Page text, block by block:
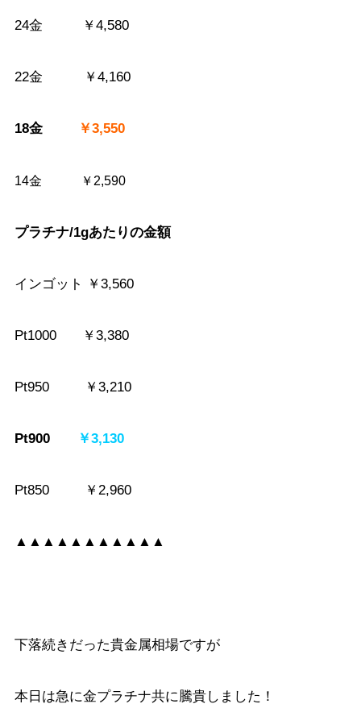
24金 ￥4,580
22金 ￥4,160
18金 ￥3,550
14金 ￥2,590
プラチナ/1gあたりの金額
インゴット ￥3,560
Pt1000 ￥3,380
Pt950 ￥3,210
Pt900 ￥3,130
Pt850 ￥2,960
▲▲▲▲▲▲▲▲▲▲▲
下落続きだった貴金属相場ですが
本日は急に金プラチナ共に騰貴しました！